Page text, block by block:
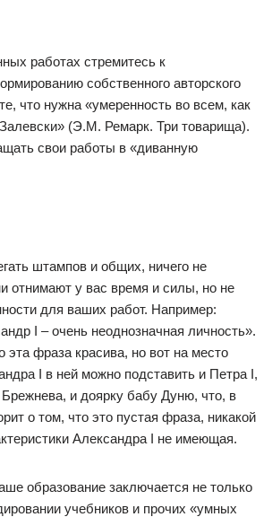
работах стремитесь к
собственного авторского
что нужна «умеренность во всем, как
(Э.М. Ремарк. Три товарища).
свои работы в «диванную
штампов и общих, ничего не
отнимают у вас время и силы, но не
для ваших работ. Например:
I – очень неоднозначная личность».
эта фраза красива, но вот на место
I в ней можно подставить и Петра I,
и доярку бабу Дуню, что, в
о том, что это пустая фраза, никакой
Александра I не имеющая.
образование заключается не только
учебников и прочих «умных